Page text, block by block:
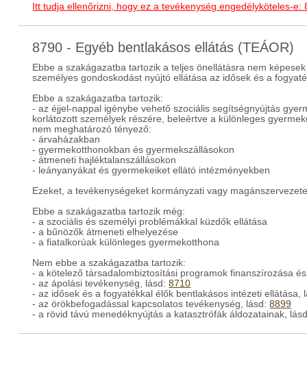
Itt tudja ellenőrizni, hogy ez a tevékenység engedélyköteles-e:
8790 - Egyéb bentlakásos ellátás (TEÁOR)
Ebbe a szakágazatba tartozik a teljes önellátásra nem
személyes gondoskodást nyújtó ellátása az idősek és a
Ebbe a szakágazatba tartozik:
- az éjjel-nappal igénybe vehető szociális segítségnyújtás
korlátozott személyek részére, beleértve a különleges
nem meghatározó tényező:
- árvaházakban
- gyermekotthonokban és gyermekszállásokon
- átmeneti hajléktalanszállásokon
- leányanyákat és gyermekeiket ellátó intézményekben
Ezeket, a tevékenységeket kormányzati vagy
Ebbe a szakágazatba tartozik még:
- a szociális és személyi problémákkal küzdők ellátása
- a bűnözők átmeneti elhelyezése
- a fiatalkorúak különleges gyermekotthona
Nem ebbe a szakágazatba tartozik:
- a kötelező társadalombiztosítási programok finanszírozása
- az ápolási tevékenység, lásd:8710
- az idősek és a fogyatékkal élők bentlakásos intézeti ellátása,
- az örökbefogadással kapcsolatos tevékenység, lásd:8899
- a rövid távú menedéknyújtás a katasztrófák áldozatainak,